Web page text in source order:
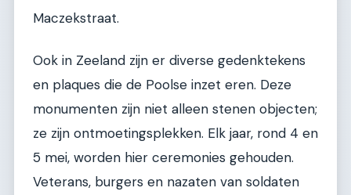
Maczekstraat.
Ook in Zeeland zijn er diverse gedenktekens
en plaques die de Poolse inzet eren. Deze
monumenten zijn niet alleen stenen objecten;
ze zijn ontmoetingsplekken. Elk jaar, rond 4 en
5 mei, worden hier ceremonies gehouden.
Veterans, burgers en nazaten van soldaten